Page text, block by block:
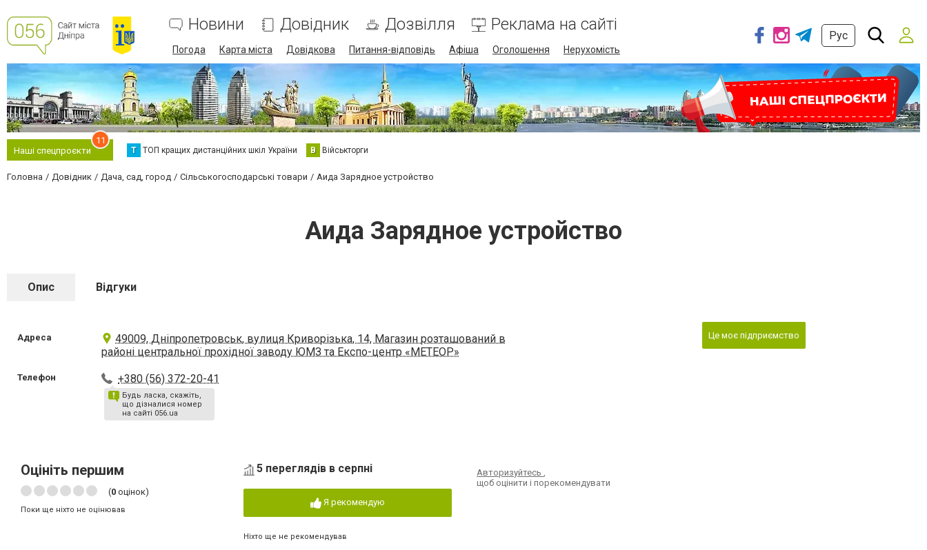
Новини Довідник Дозвілля Реклама на сайті
Погода Карта міста Довідкова Питання-відповідь Афіша Оголошення Нерухомість
Рус
Наші спецпроєкти
11
Т ТОП кращих дистанційних шкіл України В Військторги
Головна Довідник Дача, сад, город Сільськогосподарські товари Аида Зарядное устройство
Аида Зарядное устройство
Опис Відгуки
Адреса
49009, Дніпропетровськ, вулиця Криворізька, 14, Магазин розташований в
районі центральної прохідної заводу ЮМЗ та Експо-центр «МЕТЕОР»
Телефон +380 (56) 372-20-41
Будь ласка, скажіть,
що дізналися номер
на сайті 056.ua
Оцініть першим
(0 оцінок)
Поки ще ніхто не оцінював
5 переглядів в серпні
Я рекомендую
Ніхто ще не рекомендував
Авторизуйтесь,
щоб оцінити і порекомендувати
Це моє підприємство